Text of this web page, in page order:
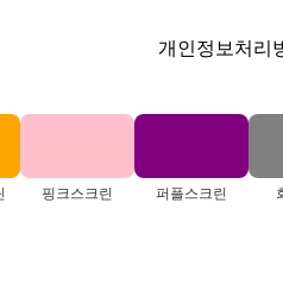
개인정보처리
핑크스크린 퍼플스크린